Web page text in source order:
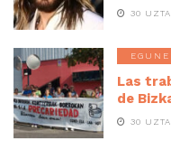
30
Las
de
30